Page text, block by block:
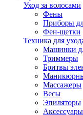
Уход за волосами
Фены
Приборы
Фен-щетки
Техника для
Машинки
Триммеры
Бритвы
Массажеры
Весы
Эпиляторы